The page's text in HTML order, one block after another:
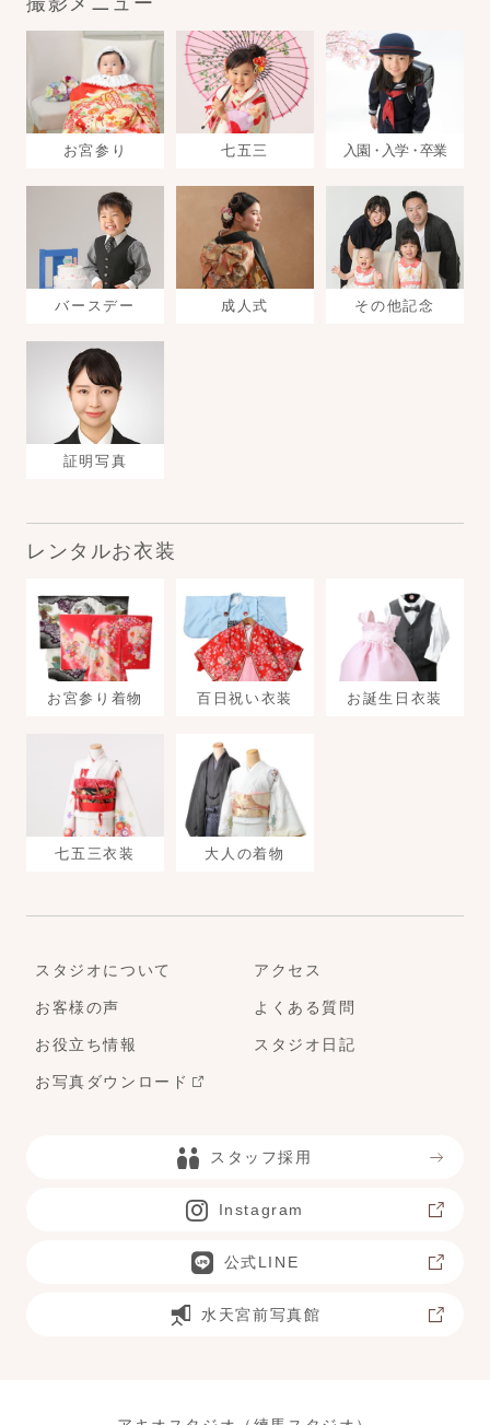
お宮参り 七五三 入園・入学・卒業
バースデー 成人式 その他記念
証明写真
レンタルお衣装
お宮参り着物 百日祝い衣装 お誕生日衣装
七五三衣装 大人の着物
スタジオについて アクセス
お客様の声 よくある質問
お役立ち情報 スタジオ日記
お写真ダウンロード
スタッフ採用
Instagram
公式LINE
水天宮前写真館